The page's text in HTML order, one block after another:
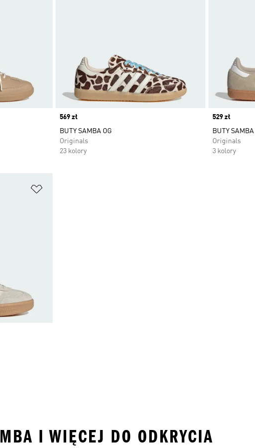
Price
569 zł
BUTY SAMBA OG
Originals
23 kolory
Price
529 zł
BUTY SAMBA
Originals
3 kolory
I WIĘCEJ DO ODKRYCIA